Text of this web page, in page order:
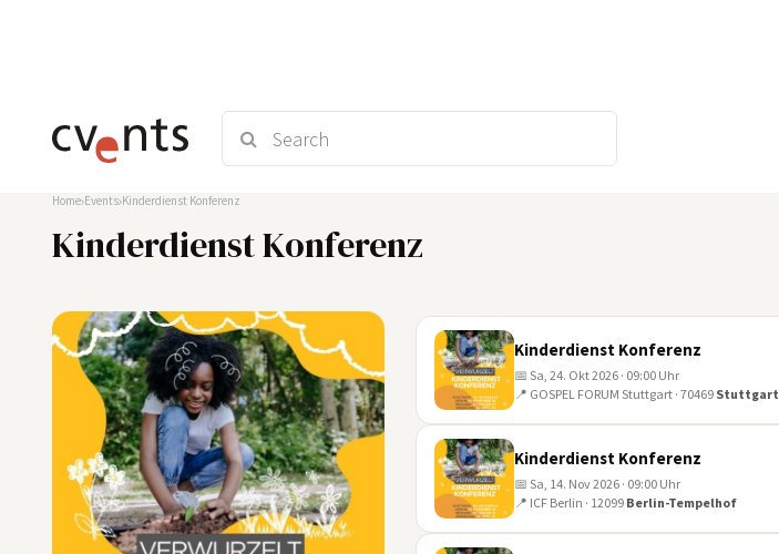
Home Events Kinderdienst Konferenz
Kinderdienst Konferenz
24
OKT
Kinderdienst Konferenz
📅 Sa, 24. Okt 2026 · 09:00 Uhr
📍 GOSPEL FORUM Stuttgart · 70469 Stuttgart
14
NOV
Kinderdienst Konferenz
📅 Sa, 14. Nov 2026 · 09:00 Uhr
📍 ICF Berlin · 12099 Berlin-Tempelhof